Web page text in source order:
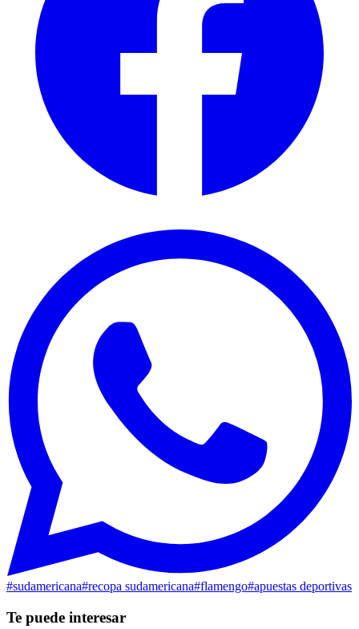
#sudamericana#recopa sudamericana#flamengo#apuestas deportivas
Te puede interesar